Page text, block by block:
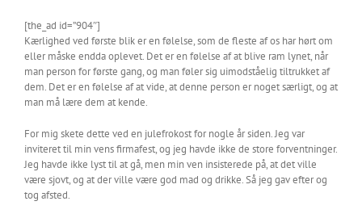
[the_ad id=”904″]
Kærlighed ved første blik er en følelse, som de fleste af os har hørt om
eller måske endda oplevet. Det er en følelse af at blive ram lynet, når
man person for første gang, og man føler sig uimodståelig tiltrukket af
dem. Det er en følelse af at vide, at denne person er noget særligt, og at
man må lære dem at kende.
For mig skete dette ved en julefrokost for nogle år siden. Jeg var
inviteret til min vens firmafest, og jeg havde ikke de store forventninger.
Jeg havde ikke lyst til at gå, men min ven insisterede på, at det ville
være sjovt, og at der ville være god mad og drikke. Så jeg gav efter og
tog afsted.